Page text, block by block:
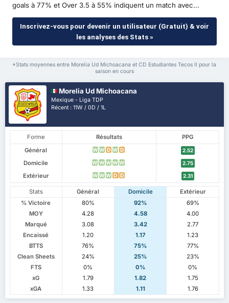
goals à 77% et Over 3.5 à 55% indiquent un match avec...
Inscrivez-vous pour devenir un utilisateur (Gratuit) & voir
les analyses des Stats »
*Stats moyennes entre Morelia Ud Michoacana et CD Estudiantes Tecos II pour la
saison en cours
Morelia Ud Michoacana
Mexique - Liga TDP
Récent : 11W / 0D / 1L
Forme Résultats
PPG
Général
W W D W D 2.52
Domicile W W W W W 2.75
Extérieur W W W D D 2.31
Stats Général Domicile
Extérieur
% Victoire
80% 92%
69%
MOY
4.28 4.58
4.00
Marqué
3.08 3.42
2.77
Encaissé
1.20 1.17
1.23
BTTS
76% 75%
77%
Clean Sheets
24% 25%
23%
FTS
0% 0%
0%
xG
1.79 1.82
1.75
xGA
1.33 1.11 1.76